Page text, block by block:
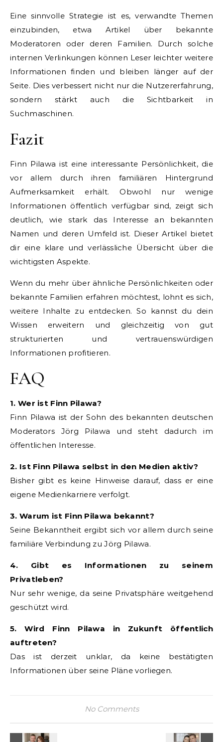
Eine sinnvolle Strategie ist es, verwandte Themen
einzubinden, etwa Artikel über bekannte
Moderatoren oder deren Familien. Durch solche
internen Verlinkungen können Leser leichter weitere
Informationen finden und bleiben länger auf der
Seite. Dies verbessert nicht nur die Nutzererfahrung,
sondern stärkt auch die Sichtbarkeit in
Suchmaschinen.
Fazit
Finn Pilawa ist eine interessante Persönlichkeit, die
vor allem durch ihren familiären Hintergrund
Aufmerksamkeit erhält. Obwohl nur wenige
Informationen öffentlich verfügbar sind, zeigt sich
deutlich, wie stark das Interesse an bekannten
Namen und deren Umfeld ist. Dieser Artikel bietet
dir eine klare und verlässliche Übersicht über die
wichtigsten Aspekte.
Wenn du mehr über ähnliche Persönlichkeiten oder
bekannte Familien erfahren möchtest, lohnt es sich,
weitere Inhalte zu entdecken. So kannst du dein
Wissen erweitern und gleichzeitig von gut
strukturierten und vertrauenswürdigen
Informationen profitieren.
FAQ
1. Wer ist Finn Pilawa?
Finn Pilawa ist der Sohn des bekannten deutschen
Moderators Jörg Pilawa und steht dadurch im
öffentlichen Interesse.
2. Ist Finn Pilawa selbst in den Medien aktiv?
Bisher gibt es keine Hinweise darauf, dass er eine
eigene Medienkarriere verfolgt.
3. Warum ist Finn Pilawa bekannt?
Seine Bekanntheit ergibt sich vor allem durch seine
familiäre Verbindung zu Jörg Pilawa.
4. Gibt es Informationen zu seinem
Privatleben?
Nur sehr wenige, da seine Privatsphäre weitgehend
geschützt wird.
5. Wird Finn Pilawa in Zukunft öffentlich
auftreten?
Das ist derzeit unklar, da keine bestätigten
Informationen über seine Pläne vorliegen.
No Comments